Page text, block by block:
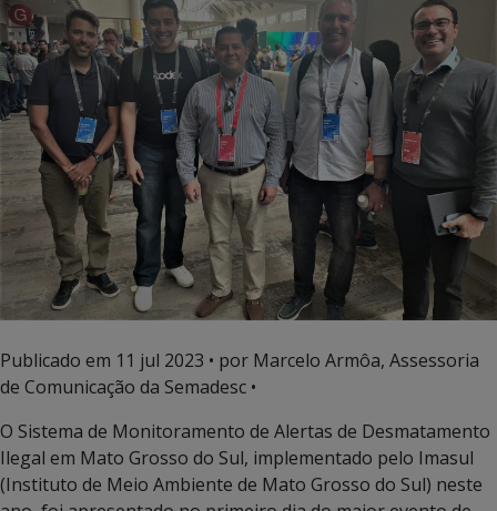
Publicado em 11 jul 2023 • por Marcelo Armôa, Assessoria
de Comunicação da Semadesc •
O Sistema de Monitoramento de Alertas de Desmatamento
Ilegal em Mato Grosso do Sul, implementado pelo Imasul
(Instituto de Meio Ambiente de Mato Grosso do Sul) neste